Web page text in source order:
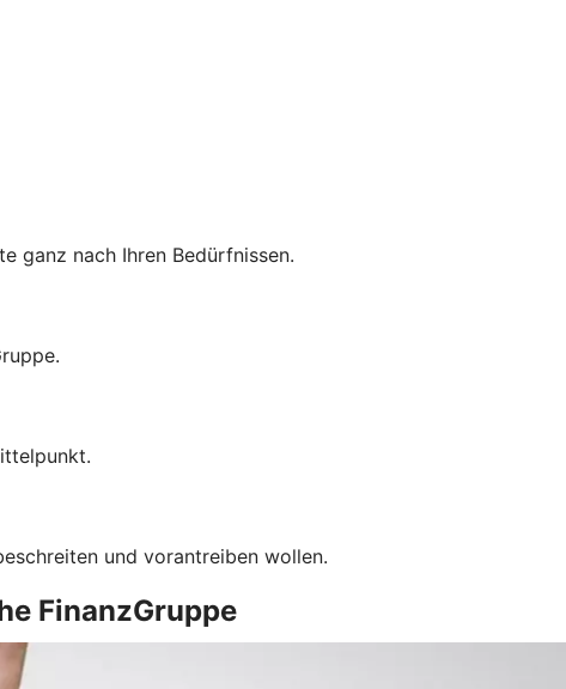
ganz nach Ihren Bedürfnissen.
und vorantreiben wollen.
FinanzGruppe